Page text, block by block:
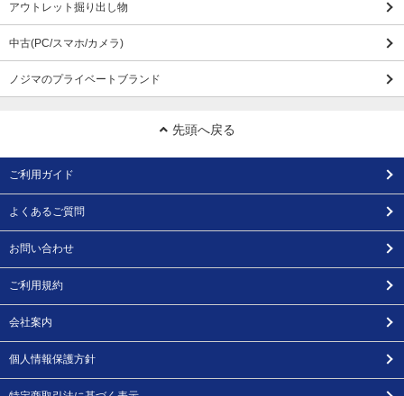
アウトレット掘り出し物
中古(PC/スマホ/カメラ)
ノジマのプライベートブランド
先頭へ戻る
ご利用ガイド
よくあるご質問
お問い合わせ
ご利用規約
会社案内
個人情報保護方針